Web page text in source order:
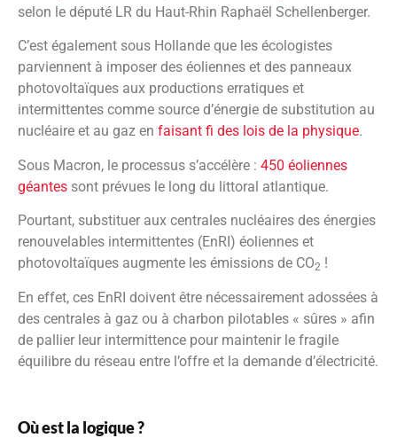
selon le député LR du Haut-Rhin Raphaël Schellenberger.
C’est également sous Hollande que les écologistes
parviennent à imposer des éoliennes et des panneaux
photovoltaïques aux productions erratiques et
intermittentes comme source d’énergie de substitution au
nucléaire et au gaz en faisant fi des lois de la physique.
Sous Macron, le processus s’accélère : 450 éoliennes
géantes sont prévues le long du littoral atlantique.
Pourtant, substituer aux centrales nucléaires des énergies
renouvelables intermittentes (EnRI) éoliennes et
photovoltaïques augmente les émissions de CO2 !
En effet, ces EnRI doivent être nécessairement adossées à
des centrales à gaz ou à charbon pilotables « sûres » afin
de pallier leur intermittence pour maintenir le fragile
équilibre du réseau entre l’offre et la demande d’électricité.
Où est la logique ?